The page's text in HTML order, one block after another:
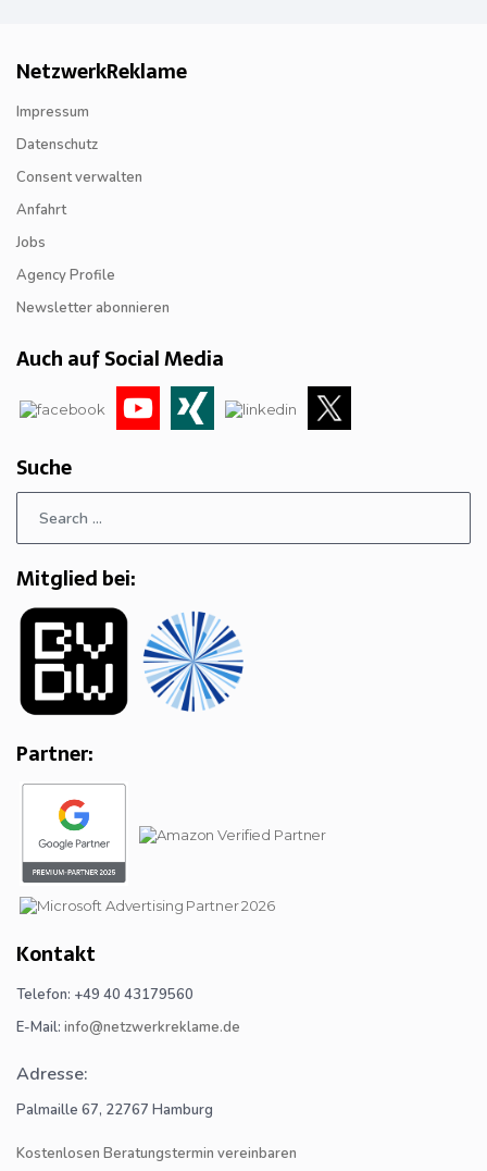
NetzwerkReklame
Impressum
Datenschutz
Consent verwalten
Anfahrt
Jobs
Agency Profile
Newsletter abonnieren
Auch auf Social Media
Suche
Mitglied bei:
Partner:
Kontakt
Telefon: +49 40 43179560
E-Mail: info@netzwerkreklame.de
Adresse:
Palmaille 67, 22767 Hamburg
Kostenlosen Beratungstermin vereinbaren